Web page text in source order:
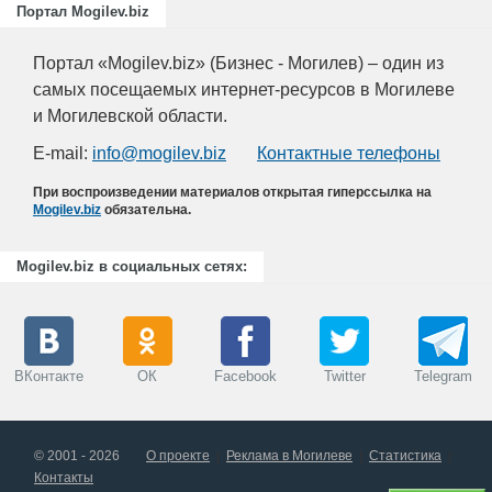
Портал Mogilev.biz
Портал «Mogilev.biz» (Бизнес - Могилев) – один из
самых посещаемых интернет-ресурсов в Могилеве
и Могилевской области.
E-mail: info@mogilev.biz Контактные телефоны
При воспроизведении материалов открытая гиперссылка на
Mogilev.biz обязательна.
Mogilev.biz в социальных сетях:
ВКонтакте ОК Facebook Twitter Telegram
© 2001 - 2026 О проекте Реклама в Могилеве
Статистика
Контакты